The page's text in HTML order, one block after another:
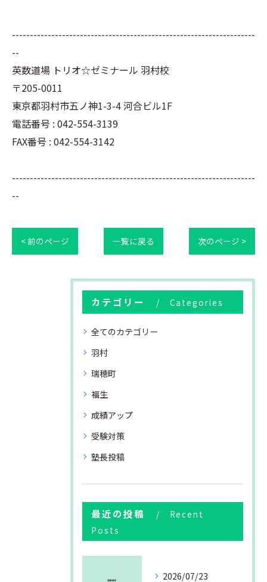
--------------------------------------------------------------------
--
英数道場 トリオ☆ゼミナール 羽村校
〒205-0011
東京都羽村市五ノ神1-3-4 河合ビル1F
電話番号 : 042-554-3139
FAX番号 : 042-554-3142
--------------------------------------------------------------------
--
< 前のページ 一覧に戻る 次のページ >
カテゴリー Categories
全てのカテゴリー
羽村
瑞穂町
福生
成績アップ
受験対策
塾長投稿
最近の投稿
Recent
Posts
2026/07/23